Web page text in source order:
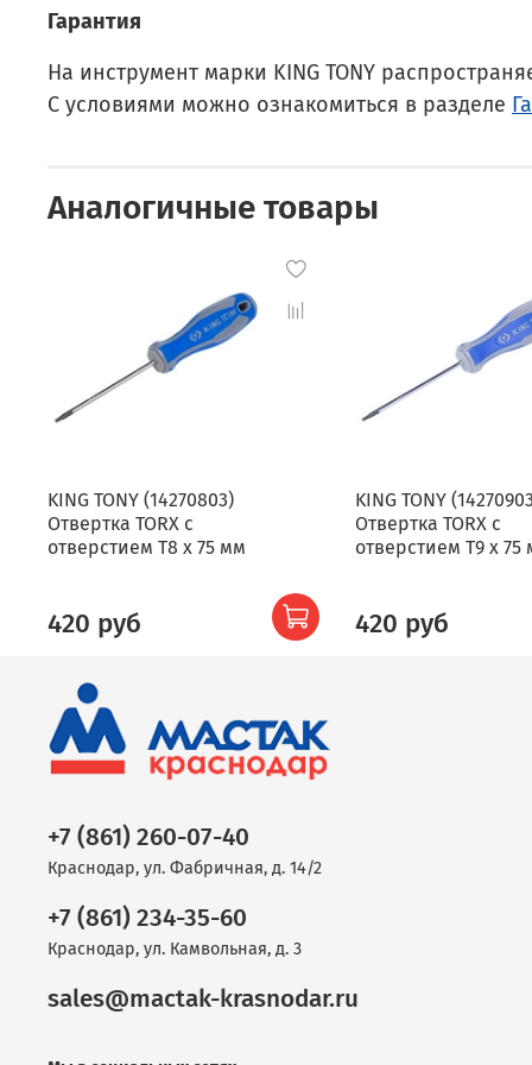
Гарантия
На инструмент марки KING TONY
С условиями можно ознакомиться в разделе
Аналогичные товары
KING TONY (14270803)
Отвертка TORX с
отверстием T8 x 75 мм
420 руб
KING TONY
Отвертка TORX с
отверстием T9 x 75
420 руб
+7 (861) 260-07-40
Краснодар, ул. Фабричная, д. 14/2
+7 (861) 234-35-60
Краснодар, ул. Камвольная, д. 3
sales@mactak-krasnodar.ru